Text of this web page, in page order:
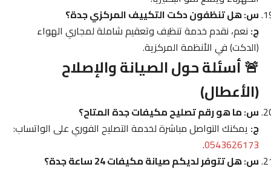
س: هل تنظفون دكت التكييف المركزي جدة؟
ج: نعم، نقدم خدمة تنظيف وتعقيم شاملة لمجاري الهواء
(الدكت) في الأنظمة المركزية.
🚨 أسئلة حول الصيانة والإصلاح
(الأعطال)
س: ما هو رقم تصليح مكيفات جدة المتاح؟
ج: يمكنك التواصل مباشرة لخدمة التصليح الفوري على الواتساب:
0543626173
.
س: هل تتوفر لديكم صيانة مكيفات 24 ساعة جدة؟